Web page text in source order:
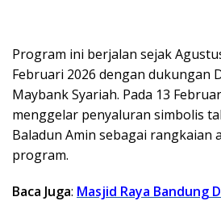
Program ini berjalan sejak
Februari 2026 dengan dukungan
Maybank Syariah. Pada 13
menggelar penyaluran simbolis
Baladun Amin sebagai rangkaian
program.
Baca Juga: Masjid Raya Bandung